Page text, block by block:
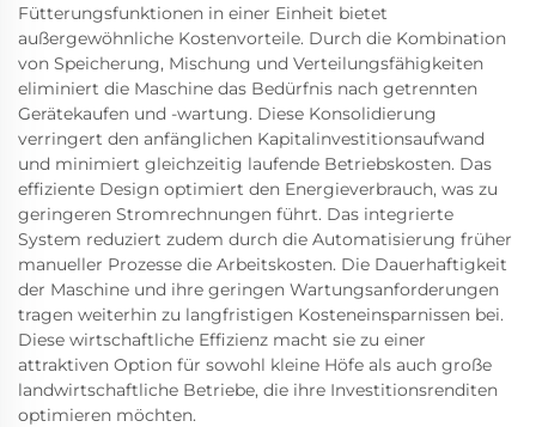
Fütterungsfunktionen in einer Einheit bietet
außergewöhnliche Kostenvorteile. Durch die Kombination
von Speicherung, Mischung und Verteilungsfähigkeiten
eliminiert die Maschine das Bedürfnis nach getrennten
Gerätekaufen und -wartung. Diese Konsolidierung
verringert den anfänglichen Kapitalinvestitionsaufwand
und minimiert gleichzeitig laufende Betriebskosten. Das
effiziente Design optimiert den Energieverbrauch, was zu
geringeren Stromrechnungen führt. Das integrierte
System reduziert zudem durch die Automatisierung früher
manueller Prozesse die Arbeitskosten. Die Dauerhaftigkeit
der Maschine und ihre geringen Wartungsanforderungen
tragen weiterhin zu langfristigen Kosteneinsparnissen bei.
Diese wirtschaftliche Effizienz macht sie zu einer
attraktiven Option für sowohl kleine Höfe als auch große
landwirtschaftliche Betriebe, die ihre Investitionsrenditen
optimieren möchten.